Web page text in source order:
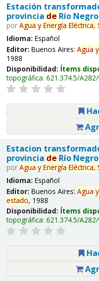
Estación
provincia deRío Negro
por Agua y Energía Eléctrica,
Idioma: Español
Editor: Buenos Aires: Agua y
1988
Disponibilidad: Ítems
topográfica: 621.374.5/
Estacion
provincia deRío
por Agua y Energía Eléctrica,
Idioma: Español
Editor: Buenos Aires: Agua y
estado, 1988
Disponibilidad: Ítems
topográfica: 621.374.5/